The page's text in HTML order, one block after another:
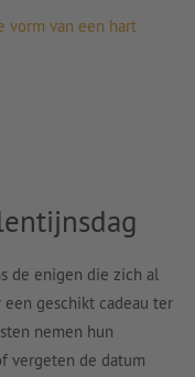
vorm van een hart
de enigen die zich al
geschikt cadeau ter
nemen hun
vergeten de datum